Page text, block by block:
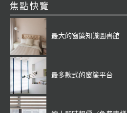
焦點快覽
最大的窗簾知識圖書館
最多款式的窗簾平台